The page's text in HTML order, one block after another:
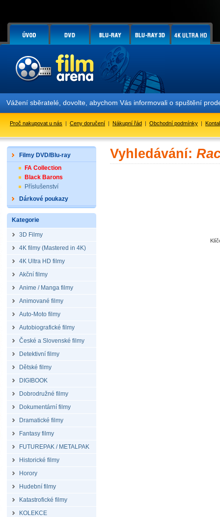
Vážení sběratelé, dovolte, abychom Vás informovali o spuštění
Proč nakupovat u nás | Ceny doručení | Nákupní řád | Obchodní podmínky |
Filmy DVD/Blu-ray
FA Collection
Black Barons
Příslušenství
Dárkové poukazy
Kategorie
3D Filmy
4K filmy (Mastered in 4K)
4K Ultra HD filmy
Akční filmy
Anime / Manga filmy
Animované filmy
Auto-Moto filmy
Autobiografické filmy
České a Slovenské filmy
Detektivní filmy
Dětské filmy
DIGIBOOK
Dobrodružné filmy
Dokumentární filmy
Dramatické filmy
Fantasy filmy
FUTUREPAK / METALPAK
Historické filmy
Horory
Hudební filmy
Katastrofické filmy
KOLEKCE
Vyhledávání: